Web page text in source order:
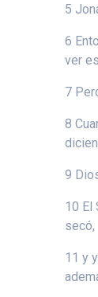
5
6
ver
7
8
9
10 El
secó,
11 y